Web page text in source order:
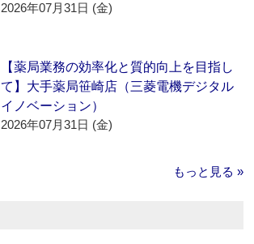
2026年07月31日 (金)
【薬局業務の効率化と質的向上を目指し
て】大手薬局笹崎店（三菱電機デジタル
イノベーション）
2026年07月31日 (金)
もっと見る »